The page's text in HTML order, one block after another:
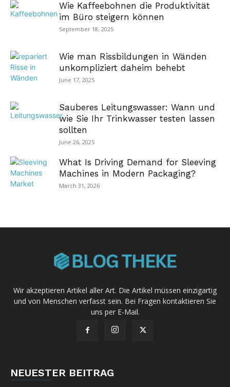
Wie Kaffeebohnen die Produktivität
im Büro steigern können
September 18, 2025
Wie man Rissbildungen in Wänden
unkompliziert daheim behebt
June 17, 2025
Sauberes Leitungswasser: Wann und
wie Sie Ihr Trinkwasser testen lassen
sollten
June 26, 2025
What Is Driving Demand for Sleeving
Machines in Modern Packaging?
March 31, 2026
Wir akzeptieren Artikel aller Art. Die Artikel müssen einzigartig
und von Menschen verfasst sein. Bei Fragen kontaktieren Sie
uns per E-Mail.
NEUESTER BEITRAG